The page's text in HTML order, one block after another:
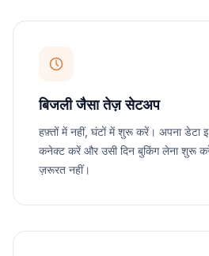
बिजली जैसा तेज़ सेटअप
हफ़्तों में नहीं, घंटों में शुरू करें। अपना डेटा
कनेक्ट करें और उसी दिन बुकिंग लेना शुरू
ज़रूरत नहीं।